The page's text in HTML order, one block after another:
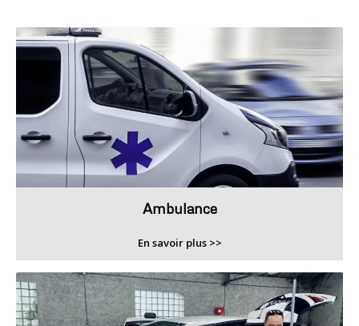
Ambulance
En savoir plus >>